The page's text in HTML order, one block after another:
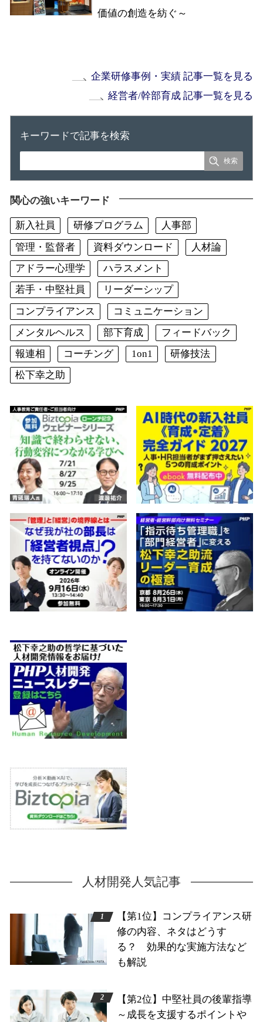
価値の創造を紡ぐ～
企業研修事例・実績 記事一覧を見る
経営者/幹部育成 記事一覧を見る
キーワードで記事を検索
関心の強いキーワード
新入社員 研修プログラム
人事部
管理・監督者
資料ダウンロード
人材論
アドラー心理学
ハラスメント
若手・中堅社員
リーダーシップ
コンプライアンス
コミュニケーション
メンタルヘルス
部下育成
フィードバック
報連相
コーチング 1on1
研修技法
松下幸之助
人材開発人気記事
【第1位】コンプライアンス研
修の内容、ネタはどうす
る？ 効果的な実施方法など
も解説
【第2位】中堅社員の後輩指導
～成長を支援するポイントや